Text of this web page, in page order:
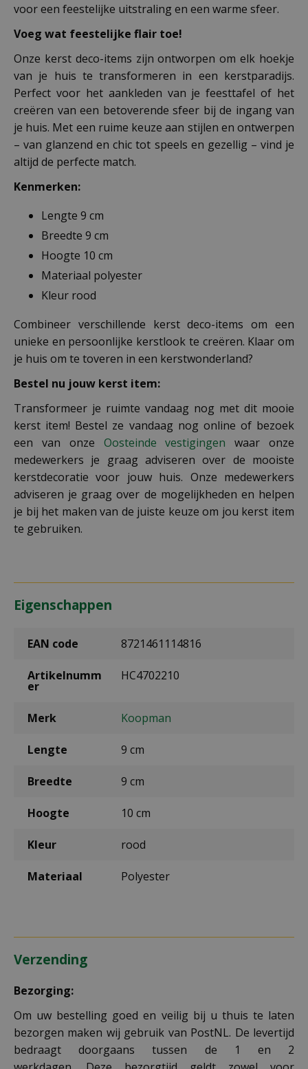
voor een feestelijke uitstraling en een warme sfeer.
Voeg wat feestelijke flair toe!
Onze kerst deco-items zijn ontworpen om elk hoekje
van je huis te transformeren in een kerstparadijs.
Perfect voor het aankleden van je feesttafel of het
creëren van een betoverende sfeer bij de ingang van
je huis. Met een ruime keuze aan stijlen en ontwerpen
– van glanzend en chic tot speels en gezellig – vind je
altijd de perfecte match.
Kenmerken:
Lengte 9 cm
Breedte 9 cm
Hoogte 10 cm
Materiaal polyester
Kleur rood
Combineer verschillende kerst deco-items om een
unieke en persoonlijke kerstlook te creëren. Klaar om
je huis om te toveren in een kerstwonderland?
Bestel nu jouw kerst item:
Transformeer je ruimte vandaag nog met dit mooie
kerst item! Bestel ze vandaag nog online of bezoek
een van onze Oosteinde vestigingen waar onze
medewerkers je graag adviseren over de mooiste
kerstdecoratie voor jouw huis. Onze medewerkers
adviseren je graag over de mogelijkheden en helpen
je bij het maken van de juiste keuze om jou kerst item
te gebruiken.
Eigenschappen
EAN code 8721461114816
Artikelnumm
er
HC4702210
Merk Koopman
Lengte 9 cm
Breedte 9 cm
Hoogte 10 cm
Kleur rood
Materiaal Polyester
Verzending
Bezorging:
Om uw bestelling goed en veilig bij u thuis te laten
bezorgen maken wij gebruik van PostNL. De levertijd
bedraagt doorgaans tussen de 1 en 2